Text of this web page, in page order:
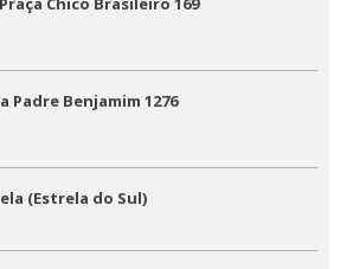
Padre Benjamim 1276
(Estrela do Sul)